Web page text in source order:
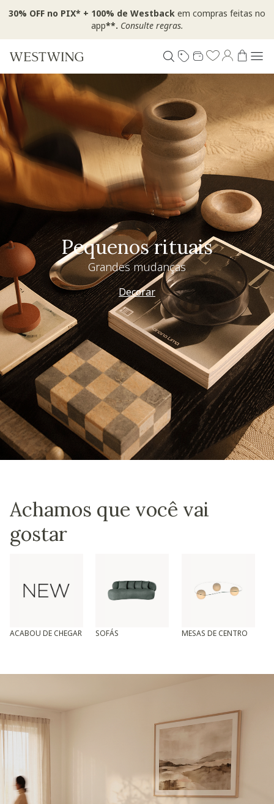
30% OFF no PIX* + 100% de Westback em compras feitas no
app**. Consulte regras.
Pequenos rituais
Grandes mudanças
Decorar
Achamos que você vai
gostar
ACABOU DE CHEGAR SOFÁS MESAS DE CENTRO